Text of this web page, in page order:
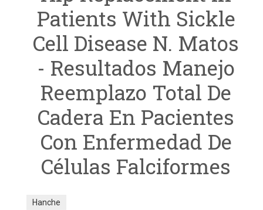
Patients With Sickle
Cell Disease N. Matos
- Resultados Manejo
Reemplazo Total De
Cadera En Pacientes
Con Enfermedad De
Células Falciformes
Hanche